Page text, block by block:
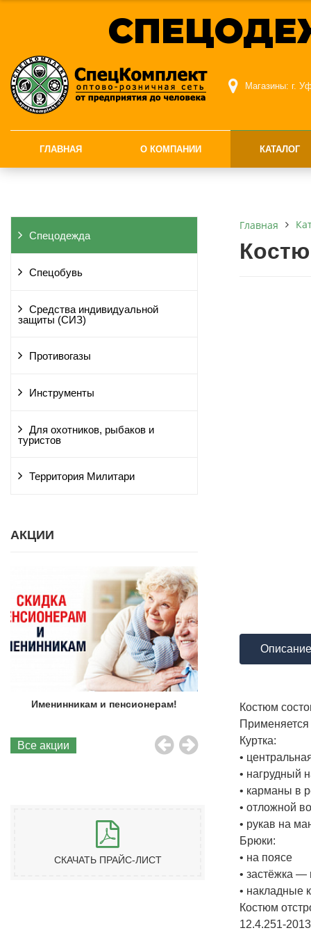
Магазины: г.
ГЛАВНАЯ О КОМПАНИИ КАТАЛОГ
Спецодежда
Спецобувь
Средства индивидуальной
защиты (СИЗ)
Противогазы
Инструменты
Для охотников, рыбаков и
туристов
Территория Милитари
АКЦИИ
Именинникам и пенсионерам! Бесплатная
Все акции
СКАЧАТЬ ПРАЙС-ЛИСТ
Главная
Описание
Костюм
Куртка:
•
• нагрудный
• карманы в
•
• рукав на
Брюки:
• на поясе
• застёжка —
• накладные
Костюм
12.4.251-2013